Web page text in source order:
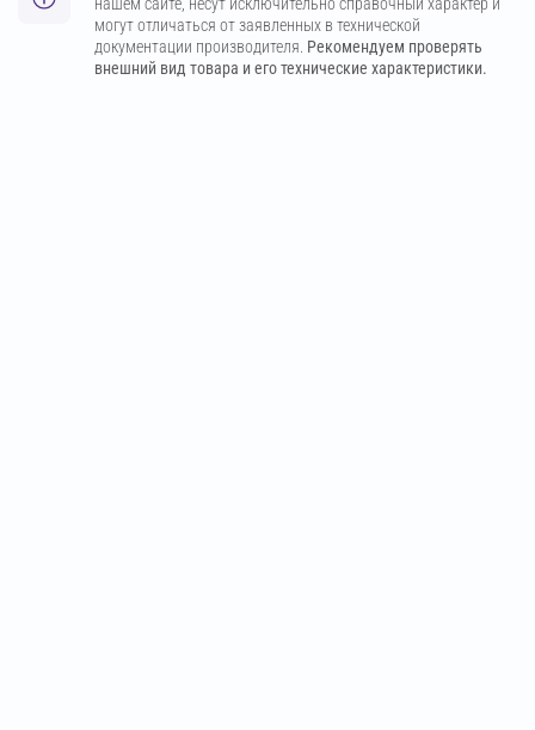
могут отличаться от заявленных в технической
документации производителя. Рекомендуем проверять
внешний вид товара и его технические характеристики.